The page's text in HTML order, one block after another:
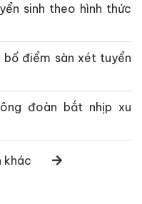
sinh theo hình thức
điểm sàn xét tuyển
đoàn bắt nhịp xu
khác